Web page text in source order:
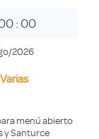
: 00
2026
menú abierto
y Santurce